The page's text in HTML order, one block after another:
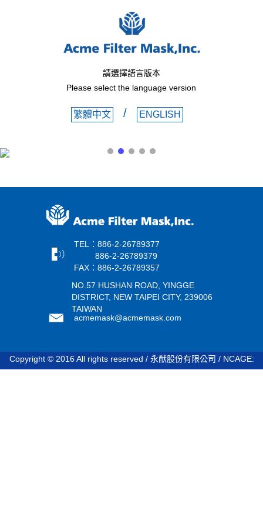
請選擇語言版本
Please select the language version
繁體中文 / ENGLISH
TEL：886-2-26789377
886-2-26789379
FAX：886-2-26789357
NO.57 HUSHAN ROAD, YINGGE
DISTRICT, NEW TAIPEI CITY, 239006
TAIWAN
acmemask@acmemask.com
Copyright © 2016 All rights reserved / 永猷股份有限公司 / NCAGE: